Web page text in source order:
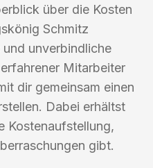
über die Kosten
Schmitz
unverbindliche
Mitarbeiter
dir gemeinsam einen
Dabei erhältst
Kostenaufstellung,
gibt.